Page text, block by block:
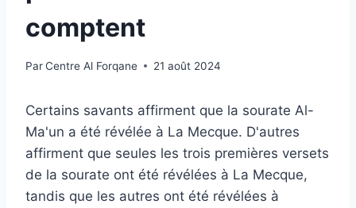
comptent
ParCentre Al Forqane 21 août 2024
Certains savants affirment que la sourate Al-
Ma'un a été révélée à La Mecque. D'autres
affirment que seules les trois premières versets
de la sourate ont été révélées à La Mecque,
tandis que les autres ont été révélées à